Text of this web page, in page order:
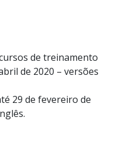
de treinamento
de 2020 – versões
29 de fevereiro de